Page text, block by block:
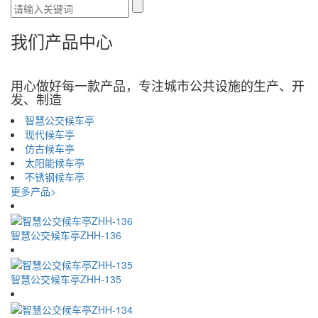
我们产品中心
用心做好每一款产品，专注城市公共设施的生产、开
发、制造
智慧公交候车亭
现代候车亭
仿古候车亭
太阳能候车亭
不锈钢候车亭
更多产品>
智慧公交候车亭ZHH-136
智慧公交候车亭ZHH-135